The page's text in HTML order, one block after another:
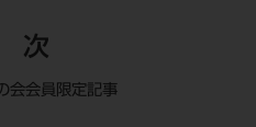
次
会会員限定記事